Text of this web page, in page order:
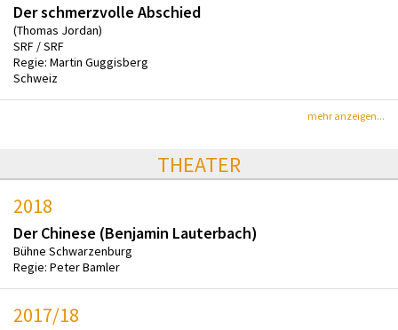
Der schmerzvolle Abschied
(Thomas Jordan)
SRF / SRF
Regie: Martin Guggisberg
Schweiz
mehr anzeigen...
THEATER
2018
Der Chinese (Benjamin Lauterbach)
Bühne Schwarzenburg
Regie: Peter Bamler
2017/18